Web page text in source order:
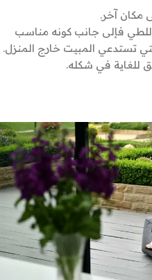
مكان آخر.
للطي فإلى جانب كونه مناسب
تستدعي المبيت خارج المنزل.
للغاية في شكله.